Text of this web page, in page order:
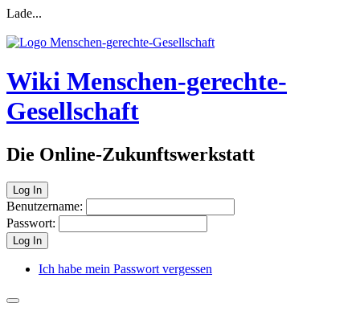
Lade...
Wiki Menschen-gerechte-
Gesellschaft
Die Online-Zukunftswerkstatt
Log In
Benutzername:
Passwort:
Log In
Ich habe mein Passwort vergessen